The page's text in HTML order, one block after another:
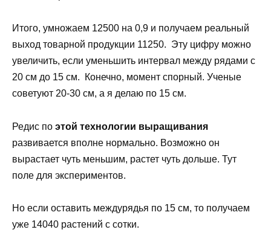
Итого, умножаем 12500 на 0,9 и получаем реальный
выход товарной продукции 11250. Эту цифру можно
увеличить, если уменьшить интервал между рядами с
20 см до 15 см. Конечно, момент спорный. Ученые
советуют 20-30 см, а я делаю по 15 см.
Редис по этой технологии выращивания
развивается вполне нормально. Возможно он
вырастает чуть меньшим, растет чуть дольше. Тут
поле для экспериментов.
Но если оставить междурядья по 15 см, то получаем
уже 14040 растений с сотки.